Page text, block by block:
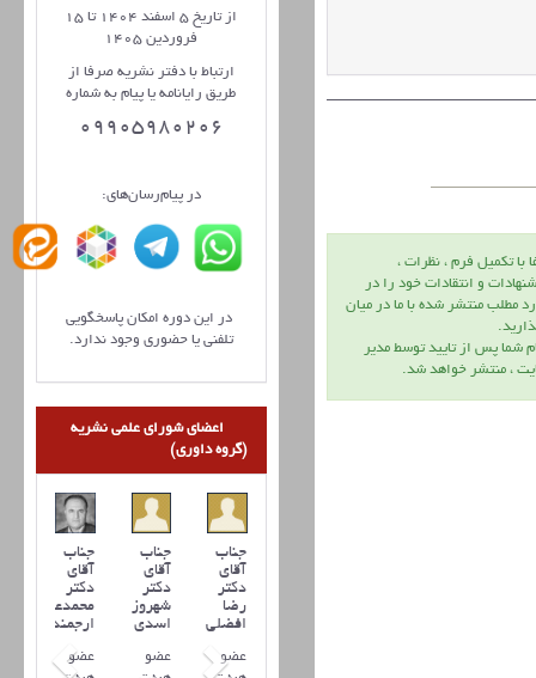
با تكميل فرم ، نظرات ،
و انتقادات خود را در
مطلب منتشر شده با ما در ميان
شما پس از تاييد توسط مدير
، منتشر خواهد شد.
از تاریخ 5 اسفند 1404 تا 15
فروردین 1405
ارتباط با دفتر نشریه صرفا از
طریق رایانامه یا پیام به شماره
09905980206
در پیام‌رسان‌های:
در این دوره امکان پاسخگویی
تلفنی یا حضوری وجود ندارد.
اعضای شورای علمی نشریه
(گروه داوری)
جناب
آقای
دکتر
محمدعلی
ارجمند
عضو
جناب
آقای
دکتر
شهروز
اسدی
عضو
جناب
آقای
دکتر
رضا
افضلي
عضو